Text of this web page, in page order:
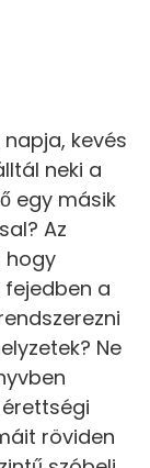
kevés
neki a
egy másik
Az
hogy
fejedben a
Ne
röviden